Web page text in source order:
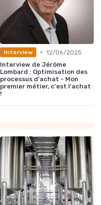
Interview • 12/06/2025
Interview de Jérôme
Lombard : Optimisation des
processus d'achat - Mon
premier métier, c'est l'achat
!